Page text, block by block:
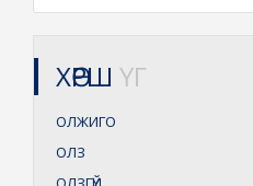
ХӨРШ ҮГ
ОЛЖИГО
ОЛЗ